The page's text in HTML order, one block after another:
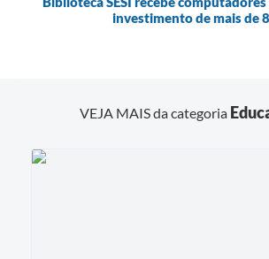
investimento de mais de
VEJA MAIS da categoria